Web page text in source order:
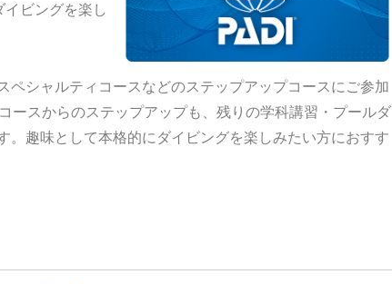
ビングを楽し
ペシャルティコースなどのステップアップコースにご参加
ースからのステップアップも、残りの学科講習・プールダ
。趣味として本格的にダイビングを楽しみたい方におすす